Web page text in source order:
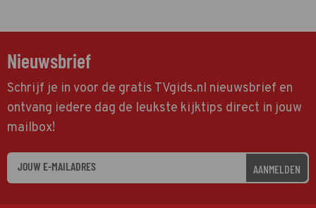
Nieuwsbrief
Schrijf je in voor de gratis TVgids.nl nieuwsbrief en
ontvang iedere dag de leukste kijktips direct in jouw
mailbox!
AANMELDEN